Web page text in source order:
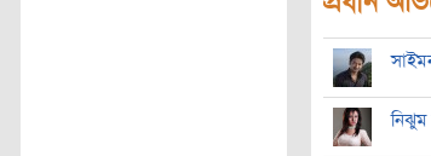
নিঝুম